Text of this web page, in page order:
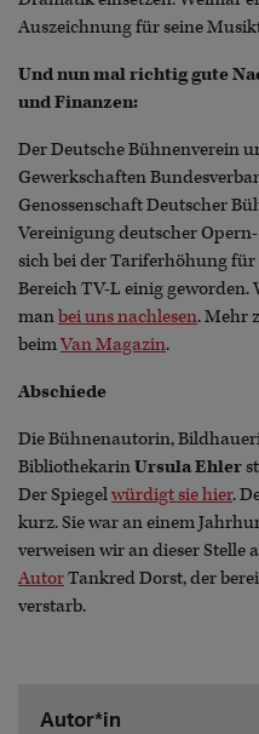
Auszeichnung für seine
Und nun mal richtig gute
und Finanzen:
Der Deutsche Bühnenverein
Gewerkschaften
Genossenschaft Deutscher
Vereinigung deutscher
sich bei der Tariferhöhung
Bereich TV-L einig geworden.
manbei uns nachlesen. Mehr
beimVan Magazin.
Abschiede
Die Bühnenautorin,
BibliothekarinUrsula Ehler
Der Spiegelwürdigt sie hier.
kurz. Sie war an einem
verweisen wir an dieser Stelle
AutorTankred Dorst, der
verstarb.
Autor*in